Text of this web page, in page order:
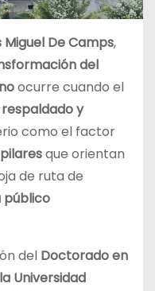
Miguel De Camps,
del
ocurre cuando el
y
como el factor
que orientan
de ruta de
público
del Doctorado en
Universidad